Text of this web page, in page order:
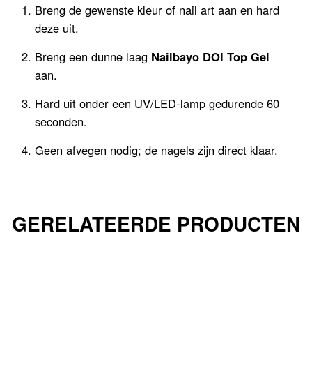
Breng de gewenste kleur of nail art aan en hard
deze uit.
Breng een dunne laag Nailbayo DOI Top Gel
aan.
Hard uit onder een UV/LED-lamp gedurende 60
seconden.
Geen afvegen nodig; de nagels zijn direct klaar.
GERELATEERDE PRODUCTEN